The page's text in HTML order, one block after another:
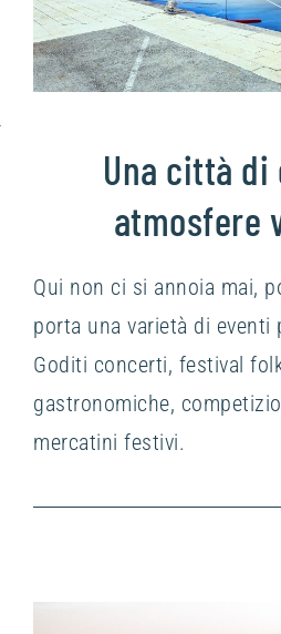
Una città di
atmosfere
Qui non ci si annoia mai,
porta una varietà di eventi
Goditi concerti, festival
gastronomiche,
mercatini festivi.